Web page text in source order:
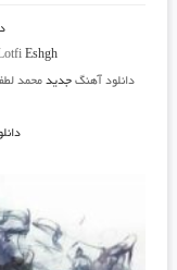
Eshgh
دانلود آهنگجدید محمد